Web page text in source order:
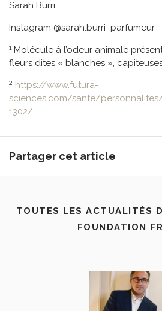
Sarah Burri
Instagram @sarah.burri_parfumeur
1 Molécule à l’odeur animale
fleurs dites « blanches »,
2 https://www.futura-
sciences.com/sante/
1302/
Partager cet article
TOUTES LES ACTUALITÉS
FOUNDATION